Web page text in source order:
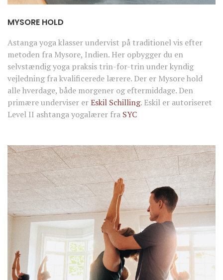
MYSORE HOLD
Astanga yoga klasser undervist på traditionel vis efter
metoden fra Mysore, Indien. Her opbygger du en
selvstændig yoga praksis trin-for-trin under kyndig
vejledning fra kvalificerede lærere. Der er Mysore hold
alle hverdage, både morgener og eftermiddage. Den
primære underviser erEskil Schilling. Eskil er autoriseret
Level II ashtanga yogalærer fra SYC